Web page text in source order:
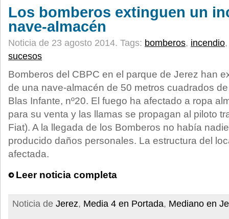
Los bomberos extinguen un
nave-almacén
Noticia de 23 agosto 2014. Tags: bomberos, incendio
sucesos
Bomberos del CBPC en el parque de Jerez han
de una nave-almacén de 50 metros cuadrados
Blas Infante, nº20. El fuego ha afectado a ropa
para su venta y las llamas se propagan al piloto
Fiat). A la llegada de los Bomberos no había
producido daños personales. La estructura del
afectada.
Leer noticia completa
Noticia de Jerez, Media 4 en Portada, Mediano en